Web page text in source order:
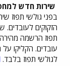
שירות חדש
בפני גולשי תפוז
הזקוקים
תפוז הרשמה
עובדים. הקליקו
לגולשי תפוז בלבד.